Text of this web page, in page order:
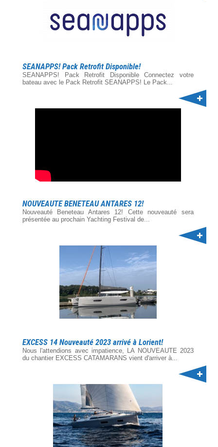
SEANAPPS! Pack Retrofit Disponible!
SEANAPPS! Pack Retrofit Disponible Connectez votre
bateau avec le Pack Retrofit SEANAPPS! Le Pack...
NOUVEAUTE BENETEAU ANTARES 12!
Nouveauté Beneteau Antares 12! Cette nouveauté sera
présentée au prochain Yachting Festival de...
EXCESS 14 Nouveauté 2023 arrivé à Lorient!
Nous l'attendions avec impatience, LA NOUVEAUTE 2023
du chantier EXCESS CATAMARANS vient d'arriver à...